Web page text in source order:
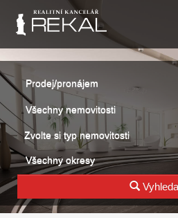
Prodej/pronájem
Všechny nemovitosti
Zvolte si typ nemovitosti
Všechny okresy